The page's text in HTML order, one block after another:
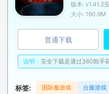
版本: v1.41.2
大小: 160.9M
普通下载
说明： 安全下载是通过360助手
标签: 国际服游戏 台服游戏